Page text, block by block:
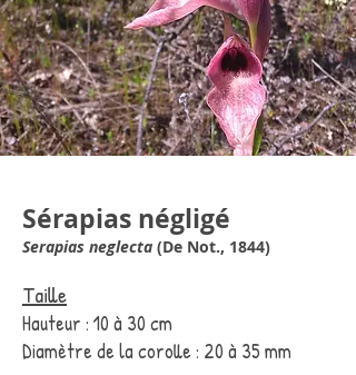
Sérapias négligé
Serapias neglecta (De Not., 1844)
Taille
Hauteur : 10 à 30 cm
Diamètre de la corolle : 20 à 35 mm